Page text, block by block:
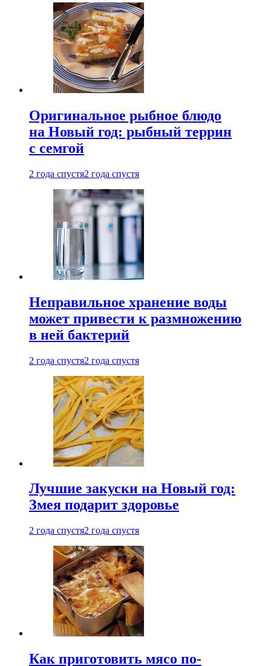
Оригинальное рыбное блюдо
на Новый год: рыбный террин
с семгой
2 года спустя2 года спустя
Неправильное хранение воды
может привести к размножению
в ней бактерий
2 года спустя2 года спустя
Лучшие закуски на Новый год:
Змея подарит здоровье
2 года спустя2 года спустя
Как приготовить мясо по-